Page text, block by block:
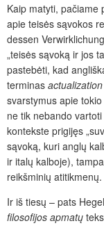
Kaip matyti, pačiame
apie teisės sąvokos
dessen
„teisės sąvoką ir jos
pastebėti, kad
terminas actualization
svarstymus apie
ne tik nebando
kontekste prigijęs
sąvoką, kuri anglų
ir italų kalboje),
reikšminių atitikmenų.
Ir iš tiesų – pats
filosofijos apmatų